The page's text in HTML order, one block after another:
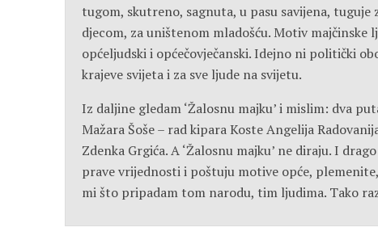
tugom, skutreno, sagnuta, u pasu savijena,
djecom, za uništenom mladošću. Motiv majčinske
općeljudski i općečovječanski. Idejno ni politički
krajeve svijeta i za sve ljude na svijetu.
Iz daljine gledam ‘Žalosnu majku’ i mislim: dva
Mažara Šoše – rad kipara Koste Angelija
Zdenka Grgića. A ‘Žalosnu majku’ ne diraju. I
prave vrijednosti i poštuju motive opće,
mi što pripadam tom narodu, tim ljudima. Tako